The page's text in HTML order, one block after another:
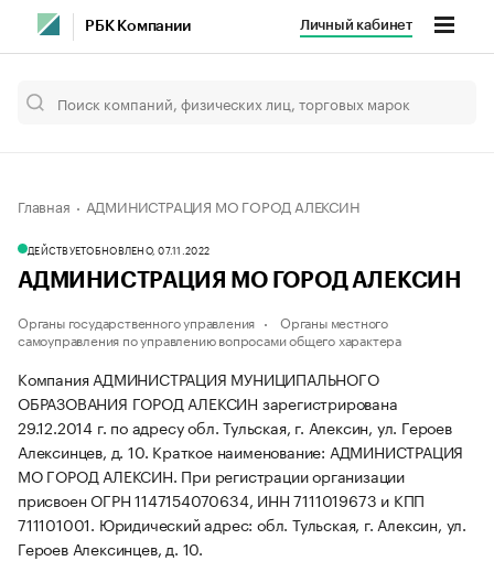
РБК Компании Личный кабинет
Главная АДМИНИСТРАЦИЯ МО ГОРОД АЛЕКСИН
ДЕЙСТВУЕТОБНОВЛЕНО, 07.11.2022
АДМИНИСТРАЦИЯ МО ГОРОД АЛЕКСИН
Органы государственного управления
Органы местного
самоуправления по управлению вопросами общего характера
Компания АДМИНИСТРАЦИЯ МУНИЦИПАЛЬНОГО
ОБРАЗОВАНИЯ ГОРОД АЛЕКСИН зарегистрирована
29.12.2014 г. по адресу обл. Тульская, г. Алексин, ул. Героев
Алексинцев, д. 10. Краткое наименование: АДМИНИСТРАЦИЯ
МО ГОРОД АЛЕКСИН. При регистрации организации
присвоен ОГРН 1147154070634, ИНН 7111019673 и КПП
711101001. Юридический адрес: обл. Тульская, г. Алексин, ул.
Героев Алексинцев, д. 10.